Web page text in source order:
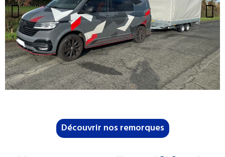
Découvrir nos remorques